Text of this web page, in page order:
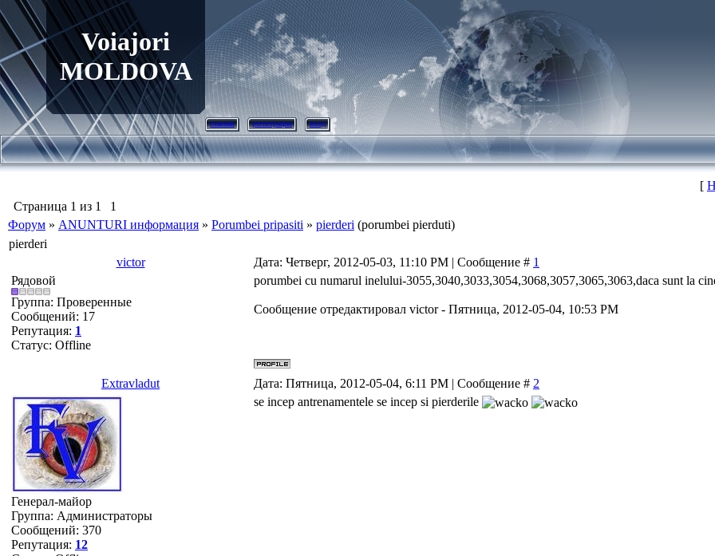
Voiajori
MOLDOVA
главная регистрация вход
[
Страница 1 из 1
1
Форум » ANUNTURI информация » Porumbei pripasiti » pierderi (porumbei pierduti)
pierderi
victor
Дата: Четверг, 2012-05-03, 11:10 PM | Сообщение # 1
Рядовой
Группа: Проверенные
Сообщений: 17
Репутация: 1
Статус: Offline
porumbei cu numarul inelului-3055,3040,3033,3054,3068,3057,3065,3063,daca sunt la
Сообщение отредактировал victor- Пятница, 2012-05-04, 10:53 PM
Extravladut Дата: Пятница, 2012-05-04, 6:11 PM | Сообщение # 2
Генерал-майор
Группа: Администраторы
Сообщений: 370
Репутация: 12
se incep antrenamentele se incep si pierderile